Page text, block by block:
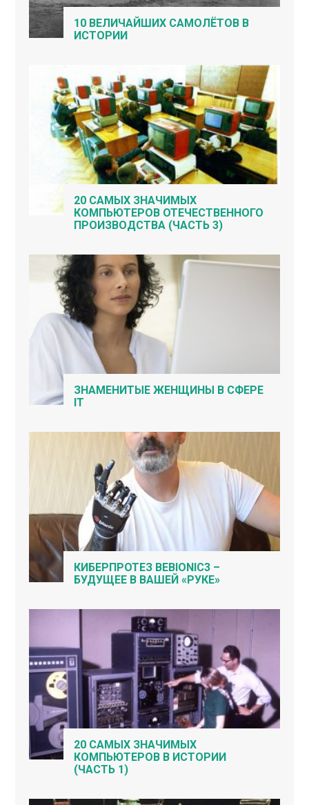
10 ВЕЛИЧАЙШИХ САМОЛЁТОВ В
ИСТОРИИ
20 САМЫХ ЗНАЧИМЫХ
КОМПЬЮТЕРОВ ОТЕЧЕСТВЕННОГО
ПРОИЗВОДСТВА (ЧАСТЬ 3)
ЗНАМЕНИТЫЕ ЖЕНЩИНЫ В СФЕРЕ
IT
КИБЕРПРОТЕЗ BEBIONIC3 –
БУДУЩЕЕ В ВАШЕЙ «РУКЕ»
20 САМЫХ ЗНАЧИМЫХ
КОМПЬЮТЕРОВ В ИСТОРИИ
(ЧАСТЬ 1)